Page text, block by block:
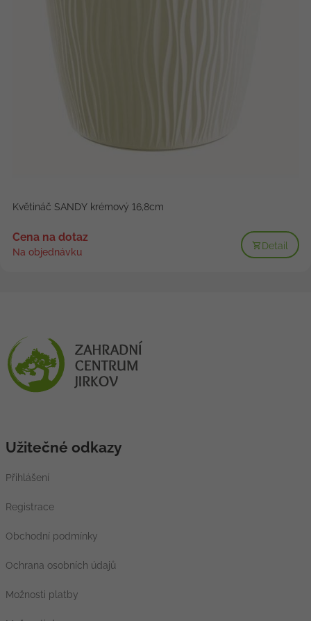
Květináč SANDY krémový 16,8cm
Cena na dotaz
Na objednávku
Detail
Užitečné odkazy
Přihlášení
Registrace
Obchodní podmínky
Ochrana osobních údajů
Možnosti platby